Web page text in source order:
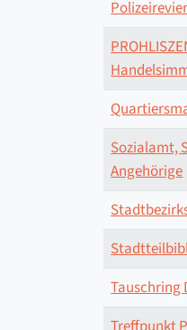
Sozialamt,
Angehörige
Tauschring